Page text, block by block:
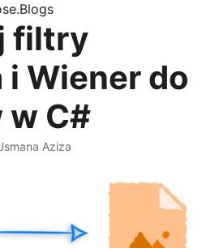
filtry
i Wiener do
w C#
Aziza